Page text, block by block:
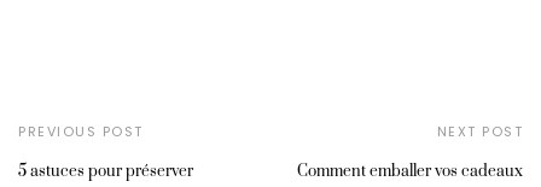
PREVIOUS POST
5 astuces pour préserver
NEXT POST
Comment emballer vos cadeaux